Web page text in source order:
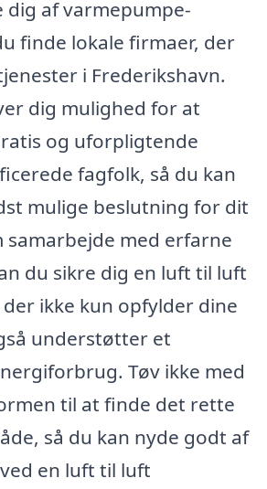
dig af varmepumpe-
finde lokale firmaer, der
i Frederikshavn.
dig mulighed for at
og uforpligtende
fagfolk, så du kan
mulige beslutning for dit
samarbejde med erfarne
du sikre dig en luft til luft
ikke kun opfylder dine
understøtter et
Tøv ikke med
til at finde det rette
så du kan nyde godt af
en luft til luft